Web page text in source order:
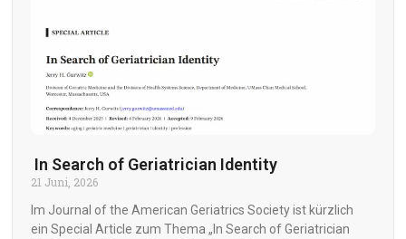
In Search of Geriatrician Identity
21 Juni, 2026
Im Journal of the American Geriatrics Society ist kürzlich
ein Special Article zum Thema „In Search of Geriatrician